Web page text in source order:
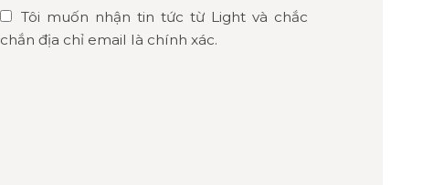
Tôi muốn nhận tin tức từ Light và chắc
chắn địa chỉ email là chính xác.